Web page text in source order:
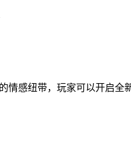
情感纽带，玩家可以开启全